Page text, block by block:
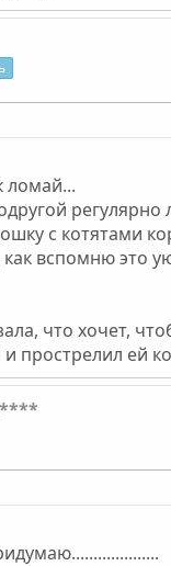
ломай...
регулярно
с котятами
вспомню это
что хочет,
и прострелил ей